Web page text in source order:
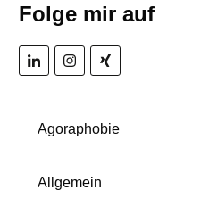
Folge mir auf
Agoraphobie
Allgemein